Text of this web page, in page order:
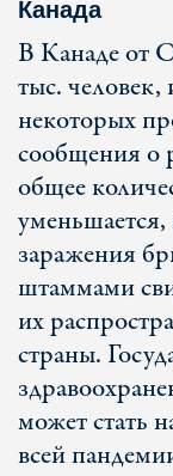
Канада
В Канаде от
тыс.
некоторых
сообщения о
общее
заражения
штаммами
их
страны.
может стать
всей